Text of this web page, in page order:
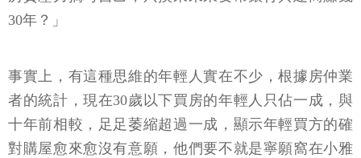
30年？」
事實上，有這種思維的年輕人實在不少，根據房仲業
者的統計，現在30歲以下買房的年輕人只佔一成，與
十年前相較，足足萎縮超過一成，顯示年輕買方的確
對購屋愈來愈沒有意願，他們要不就是寧願窩在小雅